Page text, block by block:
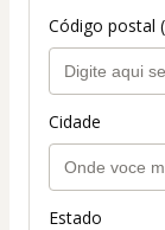
Código postal
Cidade
Estado